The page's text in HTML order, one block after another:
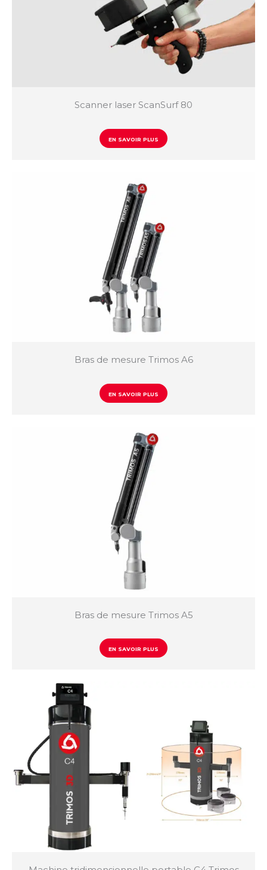
Scanner laser ScanSurf 80
EN SAVOIR PLUS
Bras de mesure Trimos A6
EN SAVOIR PLUS
Bras de mesure Trimos A5
EN SAVOIR PLUS